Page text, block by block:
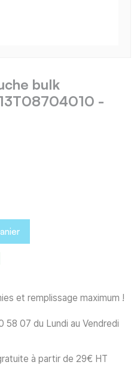
bulk
-
et remplissage maximum !
07 du Lundi au Vendredi
à partir de 29€ HT